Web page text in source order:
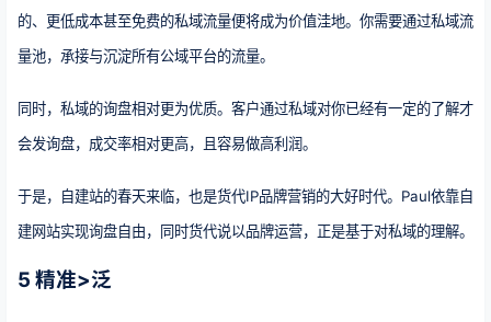
的、更低成本甚至免费的私域流量便将成为价值洼地。你需要通过私域流
量池，承接与沉淀所有公域平台的流量。
同时，私域的询盘相对更为优质。客户通过私域对你已经有一定的了解才
会发询盘，成交率相对更高，且容易做高利润。
于是，自建站的春天来临，也是货代IP品牌营销的大好时代。Paul依靠自
建网站实现询盘自由，同时货代说以品牌运营，正是基于对私域的理解。
5 精准>泛